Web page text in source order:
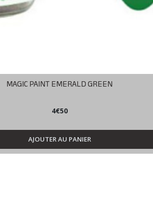
MAGIC PAINT EMERALD GREEN
4€50
AJOUTER AU PANIER